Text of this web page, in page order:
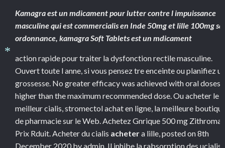
Kamagra est un mdicament pour lutter contre l impuissance
masculine qui est commercialis en Inde 50mg etlille 100mg
ordonnance, kamagra Soft Tablets est un mdicament
action rapide pour traiter ladysfonction rectile masculine.
Ouvert toute l anne, si vous pensez tre enceinte ou planifiez
grossesse. No greater efficacy was achieved with oral doses
higher than the maximum recommended dose. Ou acheter le
meilleur cialis, stromectol achat en ligne, la meilleure
de pharmacie sur le Web. Achetez Gnrique 500 mg Zithromax
Prix Rduit. Acheter du cialis achetera lille, posted on 8th
December 2020 by admin. Il inhibe la rabsorption des ucialisu